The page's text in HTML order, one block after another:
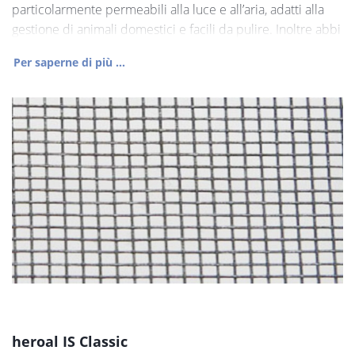
particolarmente permeabili alla luce e all’aria, adatti alla
gestione di animali domestici e facili da pulire. Inoltre abbi
Per saperne di più ...
heroal IS Classic